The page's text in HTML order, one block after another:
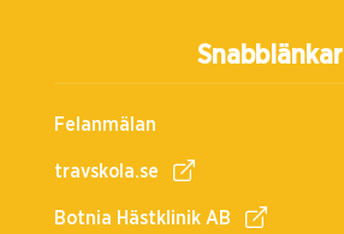
Snabblänkar
Felanmälan
travskola.se
Botnia Hästklinik AB